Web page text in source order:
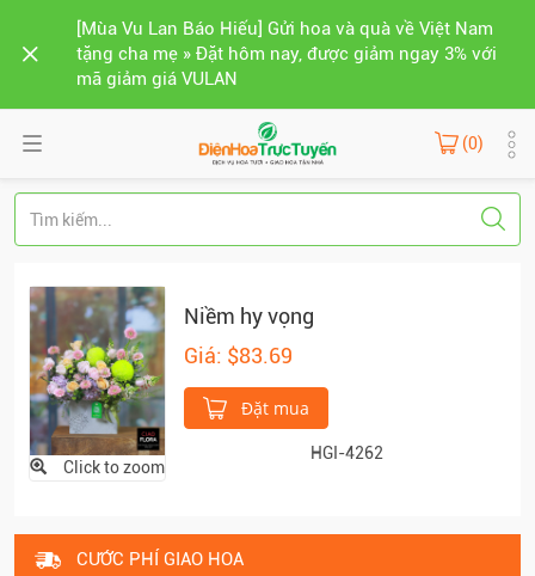
[Mùa Vu Lan Báo Hiếu] Gửi hoa và quà về Việt Nam
tặng cha mẹ » Đặt hôm nay, được giảm ngay 3% với
mã giảm giá VULAN
(0)
Click to zoom
Niềm hy vọng
Giá: $83.69
Đặt mua
HGI-4262
CƯỚC PHÍ GIAO HOA